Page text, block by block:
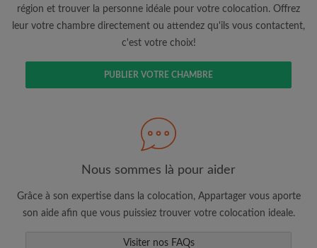
Consultez les chambres et les profils des
Sauvegardez vos recherches
annonce correspondant à vos critères
Faites vos demandes de visites
Faites part aux propriétaires et aux
région et trouver la personne idéale pour votre colocation. Offrez
leur votre chambre directement ou attendez qu'ils vous contactent,
c'est votre choix!
PUBLIER VOTRE CHAMBRE
Nous sommes là pour aider
Grâce à son expertise dans la colocation, Appartager vous aporte
son aide afin que vous puissiez trouver votre colocation ideale.
Visiter nos FAQs